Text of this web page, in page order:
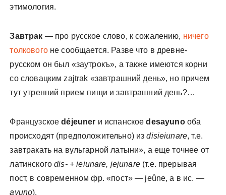
этимология.
Завтрак — про русское слово, к сожалению, ничего
толкового не сообщается. Разве что в древне-
русском он был «заутрокъ», а также имеются корни
со словацким zajtrak «завтрашний день», но причем
тут утренний прием пищи и завтрашний день?…
Французское déjeuner и испанское desayunoоба
происходят (предположительно) изdisieiunare, т.е.
завтракать на вульгарной латыни», а еще точнее от
латинского dis- + ieiunare, jejunare(т.е. прерывая
пост, в современном фр. «пост» — jeûne, а в ис. —
ayuno).